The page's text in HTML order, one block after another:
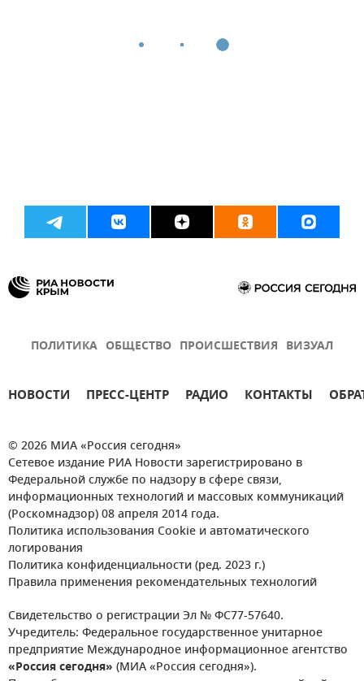
ПОЛИТИКА ОБЩЕСТВО ПРОИСШЕСТВИЯ ВИЗУАЛ
НОВОСТИ ПРЕСС-ЦЕНТР РАДИО КОНТАКТЫ
© 2026 МИА «Россия сегодня»
Сетевое издание РИА Новости зарегистрировано в
Федеральной службе по надзору в сфере связи,
информационных технологий и массовых коммуникаций
(Роскомнадзор) 08 апреля 2014 года.
Политика использования Cookie и автоматического
логирования
Политика конфиденциальности (ред. 2023 г.)
Правила применения рекомендательных технологий
Свидетельство о регистрации Эл № ФС77-57640.
Учредитель: Федеральное государственное унитарное
предприятие Международное информационное агентство
«Россия сегодня» (МИА «Россия сегодня»).